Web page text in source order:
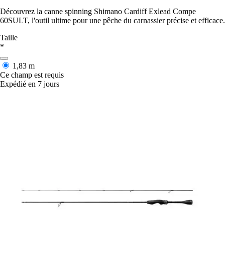
Découvrez la canne spinning Shimano Cardiff Exlead Compe
60SULT, l'outil ultime pour une pêche du carnassier précise et efficace.
Taille
*
1,83 m
Ce champ est requis
Expédié en 7 jours